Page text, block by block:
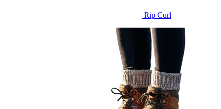
Rip Curl